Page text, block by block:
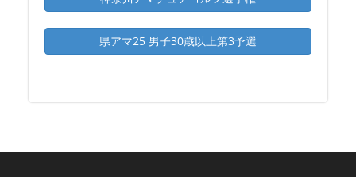
県アマ25 男子30歳以上第3予選